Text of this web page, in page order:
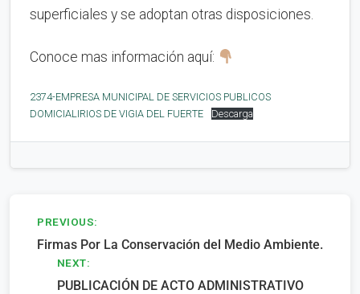
superficiales y se adoptan otras disposiciones.
Conoce mas información aquí:
2374-EMPRESA MUNICIPAL DE SERVICIOS PUBLICOS
DOMICIALIRIOS DE VIGIA DEL FUERTE
Descarga
Navegación
de
entradas
PREVIOUS:
Firmas Por La Conservación del Medio Ambiente.
NEXT:
PUBLICACIÓN DE ACTO ADMINISTRATIVO